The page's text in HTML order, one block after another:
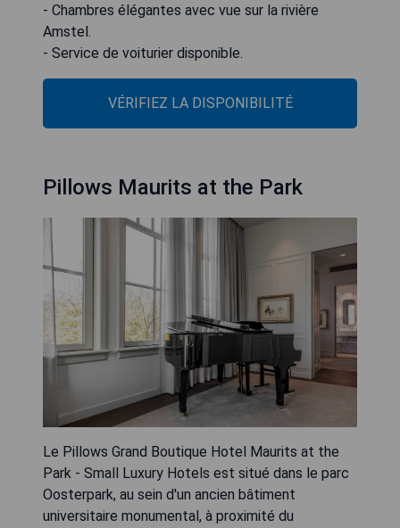
- Chambres élégantes avec vue sur la rivière
Amstel.
- Service de voiturier disponible.
VÉRIFIEZ LA DISPONIBILITÉ
Pillows Maurits at the Park
Le Pillows Grand Boutique Hotel Maurits at the
Park - Small Luxury Hotels est situé dans le parc
Oosterpark, au sein d'un ancien bâtiment
universitaire monumental, à proximité du